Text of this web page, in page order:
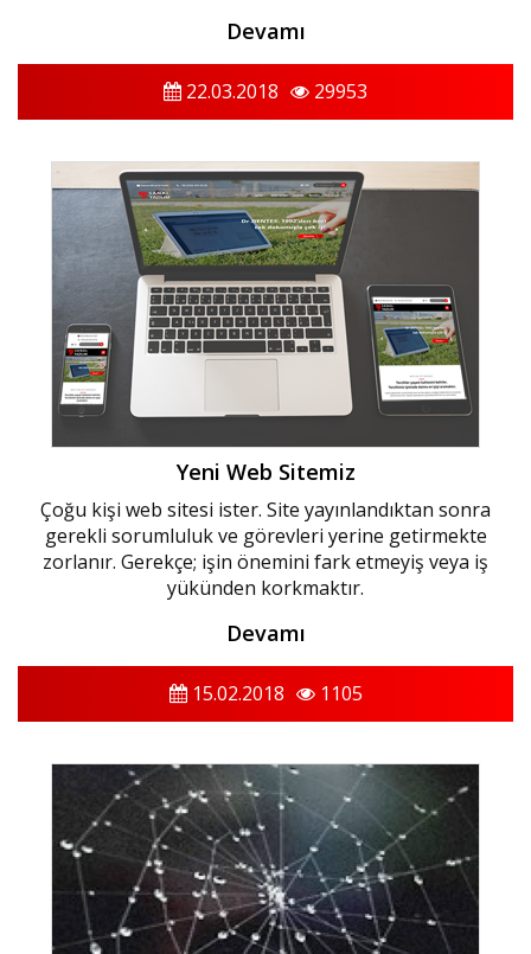
Devamı
22.03.2018 29953
Yeni Web Sitemiz
Çoğu kişi web sitesi ister. Site yayınlandıktan sonra
gerekli sorumluluk ve görevleri yerine getirmekte
zorlanır. Gerekçe; işin önemini fark etmeyiş veya iş
yükünden korkmaktır.
Devamı
15.02.2018 1105